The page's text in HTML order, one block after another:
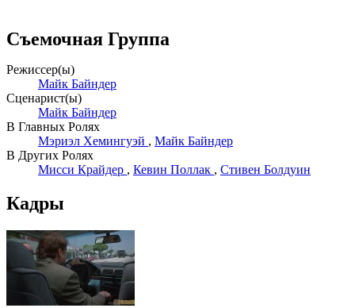
Съемочная Группа
Режиссер(ы)
Майк Байндер
Сценарист(ы)
Майк Байндер
В Главных Ролях
Мэриэл Хемингуэй , Майк Байндер
В Других Ролях
Мисси Крайдер , Кевин Поллак , Стивен Болдуин
Кадры